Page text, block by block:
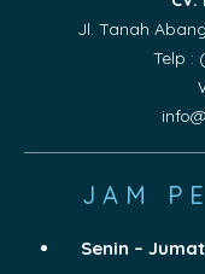
Jl. Tanah
Telp :
JAM
Senin – Jumat